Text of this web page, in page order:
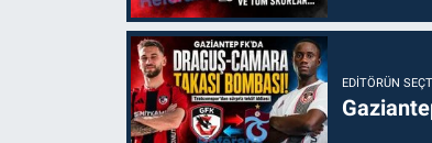
EDITÖRÜN